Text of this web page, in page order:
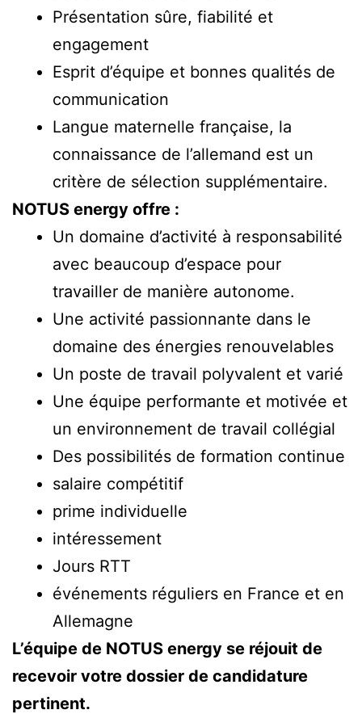
Présentation sûre, fiabilité et
engagement
Esprit d’équipe et bonnes qualités de
communication
Langue maternelle française, la
connaissance de l’allemand est un
critère de sélection supplémentaire.
NOTUS energy offre :
Un domaine d’activité à responsabilité
avec beaucoup d’espace pour
travailler de manière autonome.
Une activité passionnante dans le
domaine des énergies renouvelables
Un poste de travail polyvalent et varié
Une équipe performante et motivée et
un environnement de travail collégial
Des possibilités de formation continue
salaire compétitif
prime individuelle
intéressement
Jours RTT
événements réguliers en France et en
Allemagne
L’équipe de NOTUS energy se réjouit de
recevoir votre dossier de candidature
pertinent.